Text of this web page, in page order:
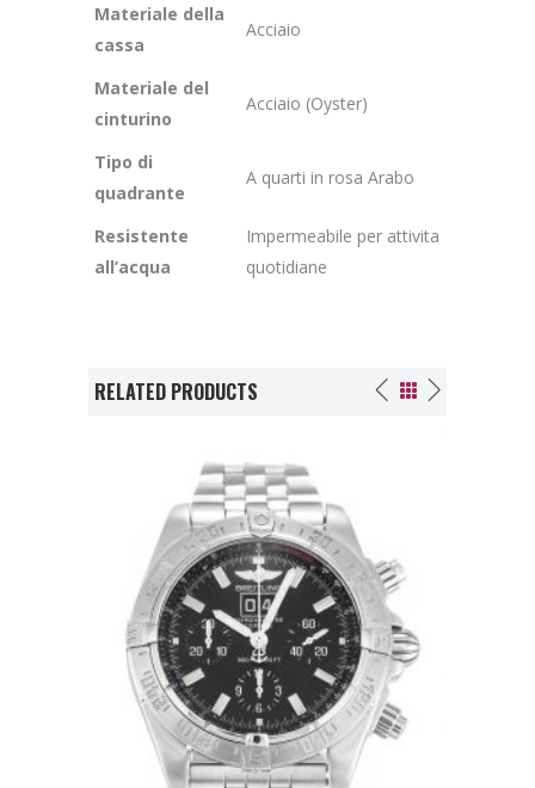
Materiale della
cassa
Acciaio
Materiale del
cinturino
Acciaio (Oyster)
Tipo di
quadrante
A quarti in rosa Arabo
Resistente
all’acqua
Impermeabile per attivita
quotidiane
RELATED PRODUCTS